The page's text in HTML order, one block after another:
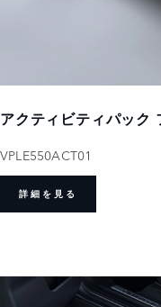
アクティビティパック
VPLE550ACT01
詳細を見る